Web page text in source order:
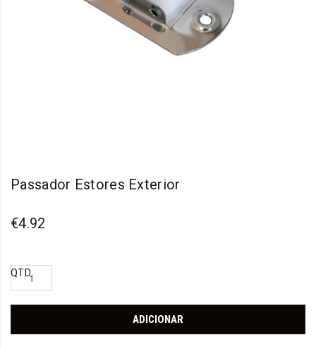
Passador Estores Exterior
€4.92
QTD
ADICIONAR